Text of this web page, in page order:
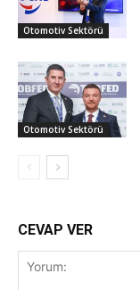
Otomotiv Sektörü
Otomotiv Sektörü
CEVAP VER